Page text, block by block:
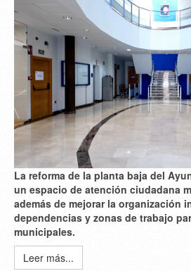
La reforma de la planta baja del
un espacio de atención ciudadana
además de mejorar la organización
dependencias y zonas de trabajo
municipales.
Leer más...